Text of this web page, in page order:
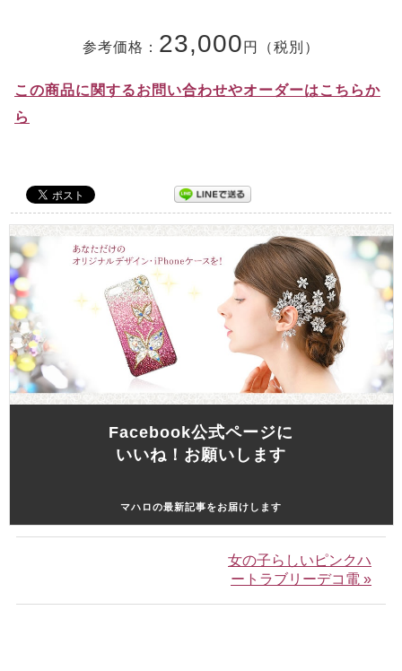
参考価格： 23,000 円（税別）
この商品に関するお問い合わせやオーダーはこちらか
ら
Facebook公式ページに
いいね！お願いします
マハロの最新記事をお届けします
女の子らしいピンクハ
ートラブリーデコ電 »